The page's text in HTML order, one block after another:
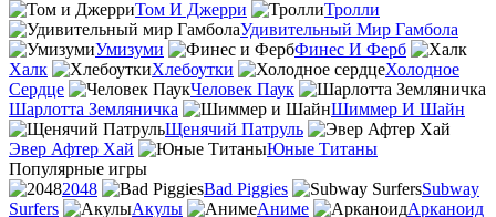
Том И Джерри
Тролли
Удивительный Мир Гамбола
Умизуми
Финес И Ферб
Халк
Хлебоутки
Холодное
Сердце
Человек Паук
Шарлотта Земляничка
Шиммер И Шайн
Щенячий Патруль
Эвер Афтер Хай
Юные Титаны
Популярные игры
2048
Bad Piggies
Subway
Surfers
Акулы Аниме
Арканоид